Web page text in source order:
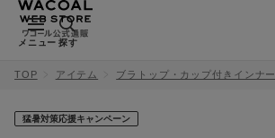
メニュー 探す
TOP アイテム ブラトップ・カップ付きインナー
猛暑対策応援キャンペーン